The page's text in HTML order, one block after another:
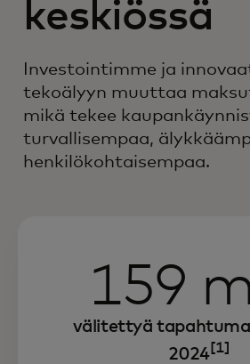
keskiössä
Investointimme ja
tekoälyyn muuttaa
mikä tekee
turvallisempaa,
henkilökohtaisempaa.
159
välitettyä
2024 [1]